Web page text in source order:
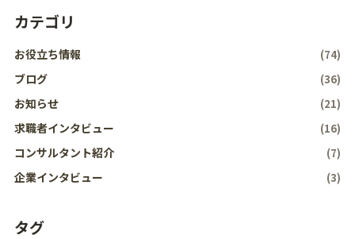
カテゴリ
お役立ち情報 (74)
ブログ (36)
お知らせ (21)
求職者インタビュー (16)
コンサルタント紹介 (7)
企業インタビュー (3)
タグ